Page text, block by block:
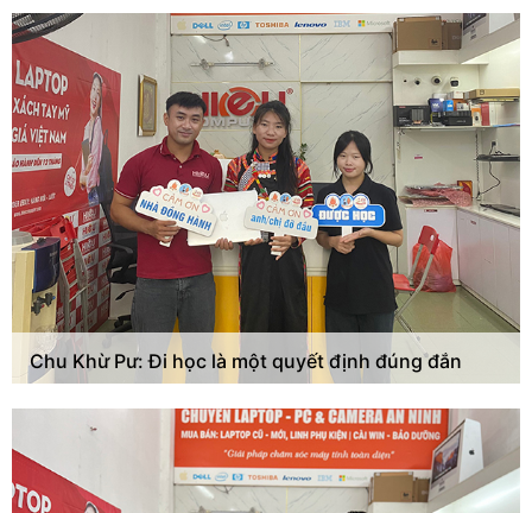
Chu Khừ Pư: Đi học là một quyết định đúng đắn